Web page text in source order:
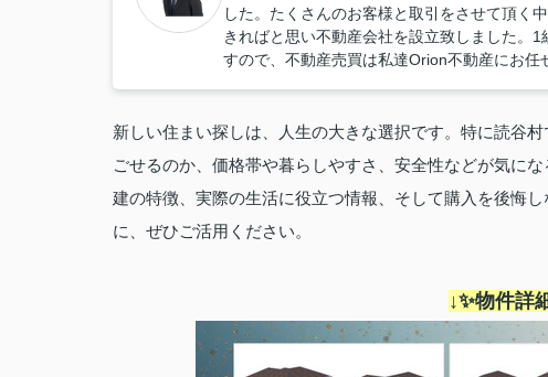
した。たくさんのお客様と取引をさせて頂く
きればと思い不動産会社を設立致しました。
すので、不動産売買は私達Orion不動産にお任
新しい住まい探しは、人生の大きな選択です。特に読谷
ごせるのか、価格帯や暮らしやすさ、安全性などが気に
建の特徴、実際の生活に役立つ情報、そして購入を後悔
に、ぜひご活用ください。
↓✨物件詳